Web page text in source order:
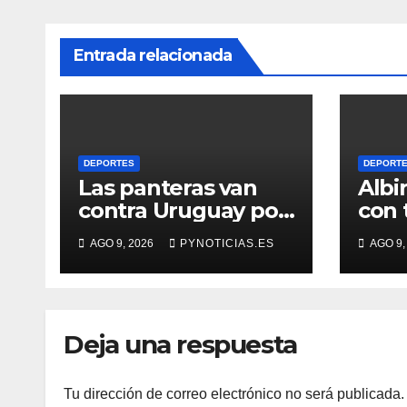
Entrada relacionada
DEPORTES
Las panteras van
contra Uruguay por
el quinto lugar del
Sudamericano de
basquet
AGO 9, 2026 PYNOTICIAS.ES
con
AGO
Deja una respuesta
Tu dirección de correo electrónico no será publicada.